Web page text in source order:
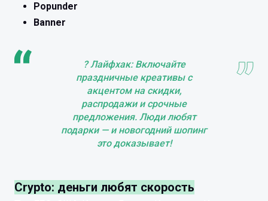
Popunder
Banner
? Лайфхак: Включайте
праздничные креативы с
акцентом на скидки,
распродажи и срочные
предложения. Люди любят
подарки — и новогодний шопинг
это доказывает!
Crypto: деньги любят скорость